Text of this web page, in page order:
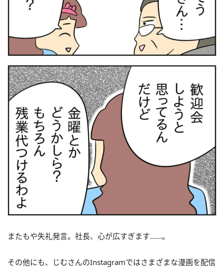
またもや失礼発言。社長、心が広すぎます……。
その他にも、じむさんのInstagramではさまざまな漫画を配信